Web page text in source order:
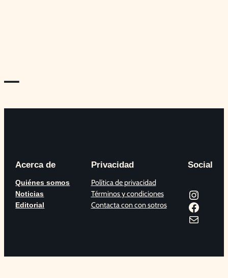
—
Acerca de
Quiénes somos
Noticias
Editorial
Privacidad
Política de privacidad
Términos y condiciones
Contacta con con sotros
Social
Instagram
Facebook
Correo electrónico